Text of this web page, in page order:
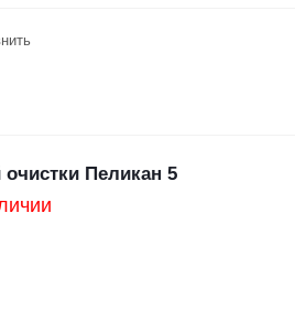
Пеликан 5